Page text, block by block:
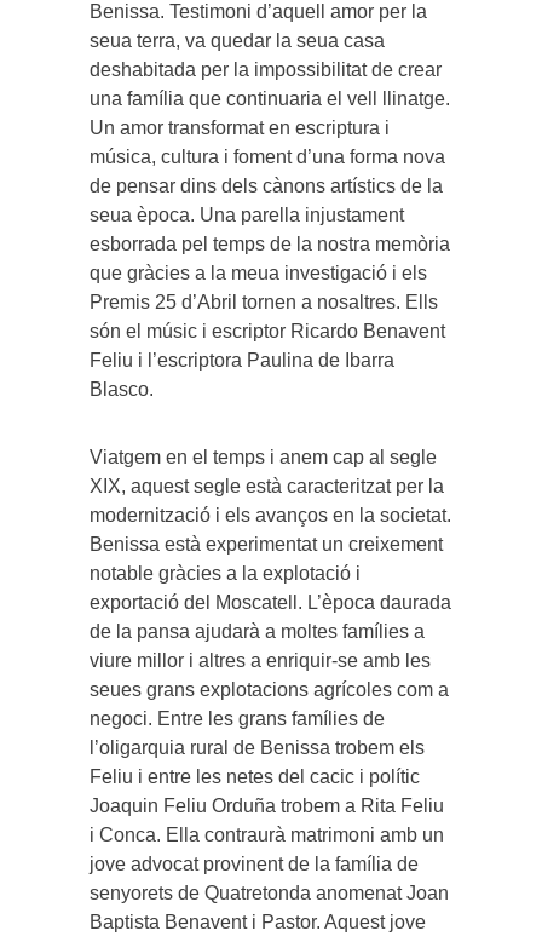
Benissa. Testimoni d’aquell amor per la
seua terra, va quedar la seua casa
deshabitada per la impossibilitat de crear
una família que continuaria el vell llinatge.
Un amor transformat en escriptura i
música, cultura i foment d’una forma nova
de pensar dins dels cànons artístics de la
seua època. Una parella injustament
esborrada pel temps de la nostra memòria
que gràcies a la meua investigació i els
Premis 25 d’Abril tornen a nosaltres. Ells
són el músic i escriptor Ricardo Benavent
Feliu i l’escriptora Paulina de Ibarra
Blasco.
Viatgem en el temps i anem cap al segle
XIX, aquest segle està caracteritzat per la
modernització i els avanços en la societat.
Benissa està experimentat un creixement
notable gràcies a la explotació i
exportació del Moscatell. L’època daurada
de la pansa ajudarà a moltes famílies a
viure millor i altres a enriquir-se amb les
seues grans explotacions agrícoles com a
negoci. Entre les grans famílies de
l’oligarquia rural de Benissa trobem els
Feliu i entre les netes del cacic i polític
Joaquin Feliu Orduña trobem a Rita Feliu
i Conca. Ella contraurà matrimoni amb un
jove advocat provinent de la família de
senyorets de Quatretonda anomenat Joan
Baptista Benavent i Pastor. Aquest jove